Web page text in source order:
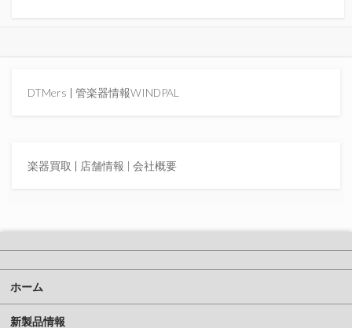
DTMers | 管楽器情報WINDPAL
楽器買取 | 店舗情報 | 会社概要
ホーム
新製品情報